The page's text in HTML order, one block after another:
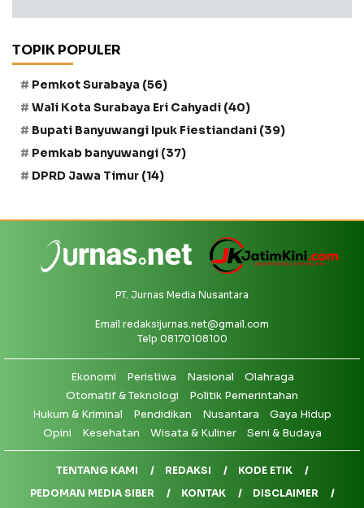
TOPIK POPULER
Pemkot Surabaya (56)
Wali Kota Surabaya Eri Cahyadi (40)
Bupati Banyuwangi Ipuk Fiestiandani (39)
Pemkab banyuwangi (37)
DPRD Jawa Timur (14)
PT. Jurnas Media Nusantara
Email redaksijurnas.net@gmail.com
Telp 08170108100
Ekonomi Peristiwa Nasional
Olahraga
Otomatif & Teknologi
Politik Pemerintahan
Hukum & Kriminal
Pendidikan Nusantara
Gaya Hidup
Opini
Kesehatan Wisata & Kuliner Seni & Budaya
TENTANG KAMI REDAKSI
KODE ETIK
PEDOMAN MEDIA SIBER
KONTAK DISCLAIMER